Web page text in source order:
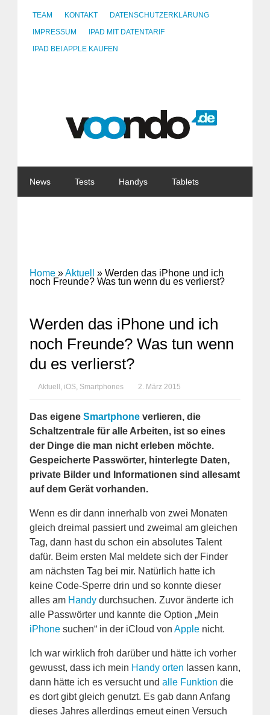
TEAM KONTAKT
DATENSCHUTZERKLÄRUNG
IMPRESSUM
IPAD MIT DATENTARIF
IPAD BEI APPLE KAUFEN
News Tests Handys Tablets
Home »Aktuell » Werden das iPhone und ich
noch Freunde? Was tun wenn du es verlierst?
Werden das iPhone und ich
noch Freunde? Was tun wenn
du es verlierst?
Aktuell , iOS, Smartphones 2. März 2015
Das eigene Smartphone verlieren, die
Schaltzentrale für alle Arbeiten, ist so eines
der Dinge die man nicht erleben möchte.
Gespeicherte Passwörter, hinterlegte Daten,
private Bilder und Informationen sind allesamt
auf dem Gerät vorhanden.
Wenn es dir dann innerhalb von zwei Monaten
gleich dreimal passiert und zweimal am gleichen
Tag, dann hast du schon ein absolutes Talent
dafür. Beim ersten Mal meldete sich der Finder
am nächsten Tag bei mir. Natürlich hatte ich
keine Code-Sperre drin und so konnte dieser
alles am Handy durchsuchen. Zuvor änderte ich
alle Passwörter und kannte die Option „Mein
iPhone suchen“ in der iCloud von Apple nicht.
Ich war wirklich froh darüber und hätte ich vorher
gewusst, dass ich mein Handy orten lassen kann,
dann hätte ich es versucht und alle Funktion die
es dort gibt gleich genutzt. Es gab dann Anfang
dieses Jahres allerdings erneut einen Versuch